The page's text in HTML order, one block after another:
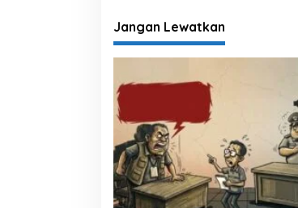
i
g
a
i
o
s
Jangan Lewatkan